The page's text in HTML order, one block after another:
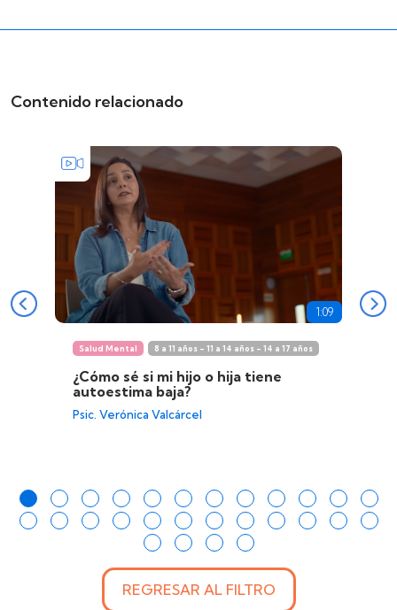
Contenido relacionado
1:09
Salud Mental 8 a 11 años - 11 a 14 años - 14 a 17 años
¿Cómo sé si mi hijo o hija tiene
autoestima baja?
Psic. Verónica Valcárcel
REGRESAR AL FILTRO